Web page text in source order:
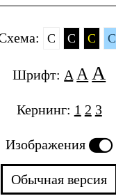
C C C C
Шрифт: A A A
Кернинг: 1 2 3
Изображения
Обычная версия